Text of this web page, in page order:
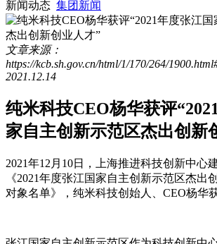
新闻动态 集团新闻
文章来源：
https://kcb.sh.gov.cn/html/1/170/264/
2021.12.14
纯米科技CEO杨华获评
家自主创新示范区杰出创新
2021年12月10日，上海推进科技创新中心
《2021年度张江国家自主创新示范区杰出
对象名单》，纯米科技创始人、CEO杨华获